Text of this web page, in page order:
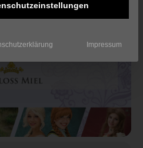
Impressum